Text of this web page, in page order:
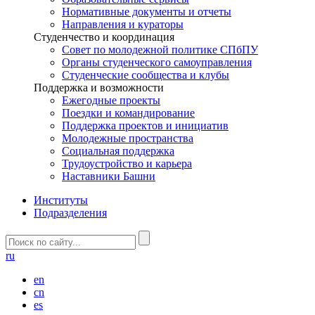
Нормативные документы и отчеты
Направления и кураторы
Студенчество и координация
Совет по молодежной политике СПбПУ
Органы студенческого самоуправления
Студенческие сообщества и клубы
Поддержка и возможности
Ежегодные проекты
Поездки и командирование
Поддержка проектов и инициатив
Молодежные пространства
Социальная поддержка
Трудоустройство и карьера
Наставники Башни
Институты
Подразделения
ru
en
cn
es